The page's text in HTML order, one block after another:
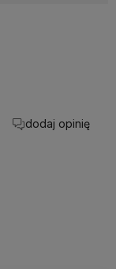
dodaj opinię